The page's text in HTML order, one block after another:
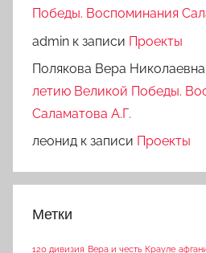
Победы. Воспоминания
admin к записи Проекты
Полякова Вера Николаевна
летию Великой Победы.
Саламатова А.Г.
леонид к записи Проекты
Метки
120 дивизия Вера и честь Крауле